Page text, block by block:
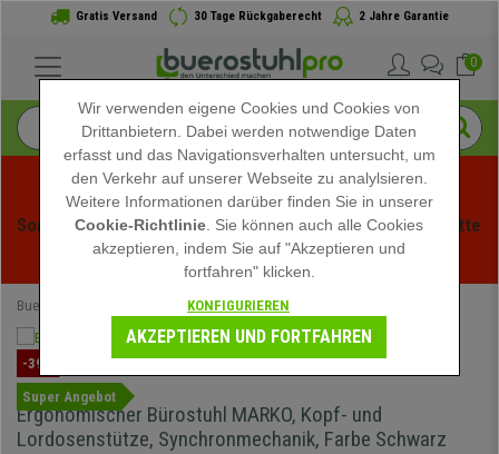
Gratis Versand 30 Tage Rückgaberecht 2 Jahre Garantie
0
Sommerschlussverauf bei buerstuhlpro! Exklusive Rabatte
für kurze Zeit - Aktion ansehen -
Buerostuhlpro Ergonomische Bürostühle
-39%
Super Angebot
Ergonomischer Bürostuhl MARKO, Kopf- und
Lordosenstütze, Synchronmechanik, Farbe Schwarz
Wir verwenden eigene Cookies und Cookies von
Drittanbietern. Dabei werden notwendige Daten
erfasst und das Navigationsverhalten untersucht, um
den Verkehr auf unserer Webseite zu analylsieren.
Weitere Informationen darüber finden Sie in unserer
Cookie-Richtlinie . Sie können auch alle Cookies
akzeptieren, indem Sie auf "Akzeptieren und
fortfahren" klicken.
KONFIGURIEREN
AKZEPTIEREN UND FORTFAHREN